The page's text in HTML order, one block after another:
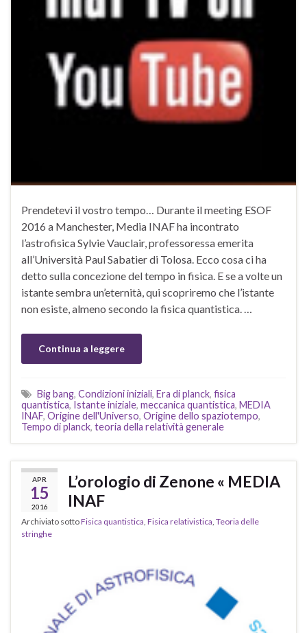
Prendetevi il vostro tempo… Durante il meeting ESOF
2016 a Manchester, Media INAF ha incontrato
l’astrofisica Sylvie Vauclair, professoressa emerita
all’Università Paul Sabatier di Tolosa. Ecco cosa ci ha
detto sulla concezione del tempo in fisica. E se a volte un
istante sembra un’eternità, qui scopriremo che l’istante
non esiste, almeno secondo la fisica quantistica. …
Continua a leggere
Big bang, Condizioni iniziali, Era di planck, fisica
quantistica, Istante iniziale, meccanica quantistica, MEDIA
INAF, Origine dell'Universo, Origine dello spaziotempo,
Tempo di planck, teoria della relatività generale
APR
15
2016
L’orologio di Zenone « MEDIA
INAF
Archiviato sottoFisica quantistica, Fisica relativistica, Teoria delle
stringhe